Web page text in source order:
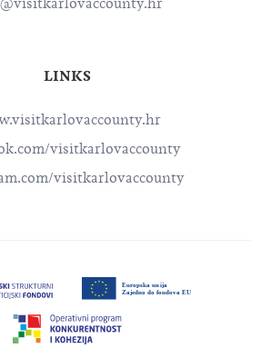
LINKS
visitkarlovaccounty
visitkarlovaccounty